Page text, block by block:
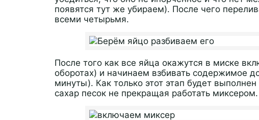
появятся тут же убираем). После чего
всеми четырьмя.
После того как все яйца окажутся в миске
оборотах) и начинаем взбивать содержимое
минуты). Как только этот этап будет
сахар песок не прекращая работать миксером.